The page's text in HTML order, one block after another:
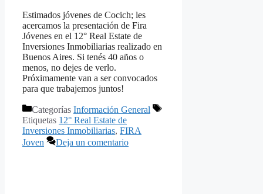
Estimados jóvenes de Cocich; les
acercamos la presentación de Fira
Jóvenes en el 12° Real Estate de
Inversiones Inmobiliarias realizado en
Buenos Aires. Si tenés 40 años o
menos, no dejes de verlo.
Próximamente van a ser convocados
para que trabajemos juntos!
Categorías Información General
Etiquetas 12° Real Estate de
Inversiones Inmobiliarias, FIRA
Joven
Deja un comentario